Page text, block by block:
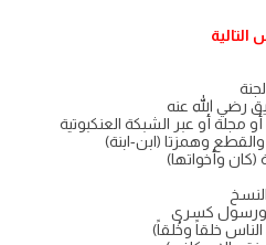
رضي الله عنه
مجلة أو عبر الشبكة العنكبوتية
وهمزتا (ابن-ابنة)
(كان وأخواتها)
ورسول كسرى
خلقاً وخُلقاً)